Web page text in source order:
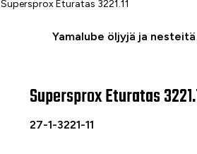
Supersprox Eturatas 3221.11
Yamalube öljyjä ja
Supersprox Eturatas 3221.11
Supersprox Eturatas
27-1-3221-11